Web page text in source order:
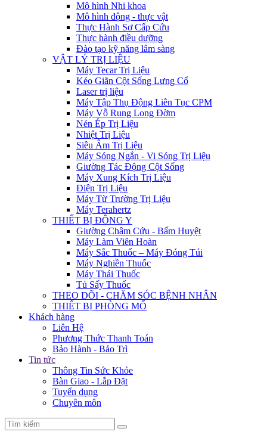
Mô hình Nhi khoa
Mô hình động - thực vật
Thực Hành Sơ Cấp Cứu
Thực hành điều dưỡng
Đào tạo kỹ năng lâm sàng
VẬT LÝ TRỊ LIỆU
Máy Tecar Trị Liệu
Kéo Giãn Cột Sống Lưng Cổ
Laser trị liệu
Máy Tập Thụ Động Liên Tục CPM
Máy Vỗ Rung Long Đờm
Nén Ép Trị Liệu
Nhiệt Trị Liệu
Siêu Âm Trị Liệu
Máy Sóng Ngắn - Vi Sóng Trị Liệu
Giường Tác Động Cột Sống
Máy Xung Kích Trị Liệu
Điện Trị Liệu
Máy Từ Trường Trị Liệu
Máy Terahertz
THIẾT BỊ ĐÔNG Y
Giường Châm Cứu - Bấm Huyệt
Máy Làm Viên Hoàn
Máy Sắc Thuốc – Máy Đóng Túi
Máy Nghiền Thuốc
Máy Thái Thuốc
Tủ Sấy Thuốc
THEO DÕI - CHĂM SÓC BỆNH NHÂN
THIẾT BỊ PHÒNG MỔ
Khách hàng
Liên Hệ
Phương Thức Thanh Toán
Bảo Hành - Bảo Trì
Tin tức
Thông Tin Sức Khỏe
Bàn Giao - Lắp Đặt
Tuyển dụng
Chuyên môn